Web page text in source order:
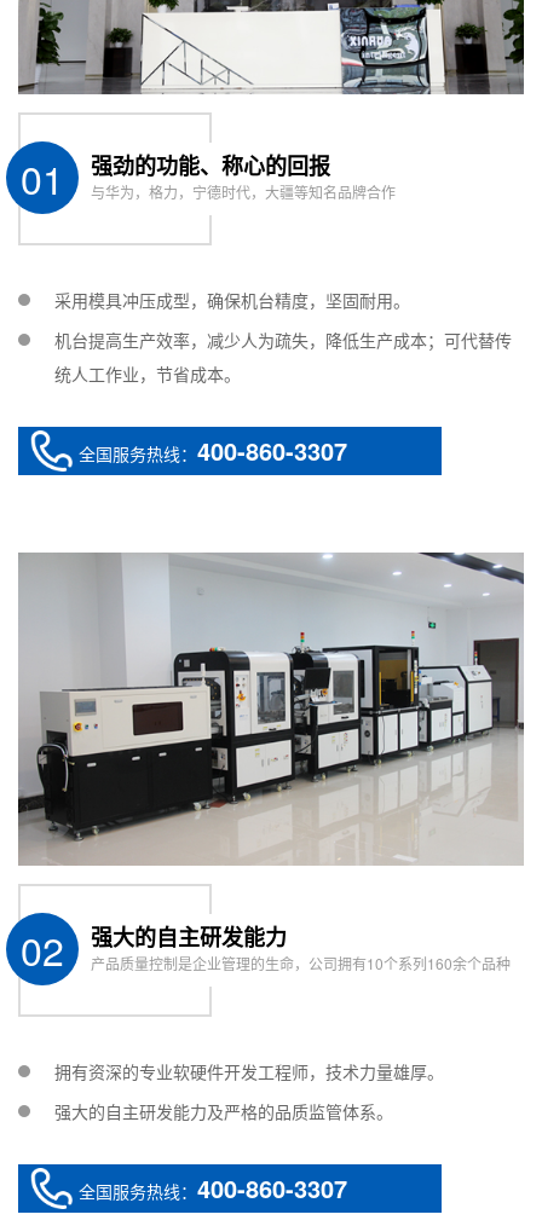
新能源与光伏
应用于
封，保护
用于LED
01 强劲的功能、称心的回报
与华为，格力，宁德时代，大疆等知名品牌合作
采用模具冲压成型，确保机台精度，坚固耐用。
机台提高生产效率，减少人为疏失，降低生产成本；可代替传
统人工作业，节省成本。
全国服务热线： 400-860-3307
02 强大的自主研发能力
产品质量控制是企业管理的生命，公司拥有10个系列160余个品种
拥有资深的专业软硬件开发工程师，技术力量雄厚。
强大的自主研发能力及严格的品质监管体系。
全国服务热线： 400-860-3307